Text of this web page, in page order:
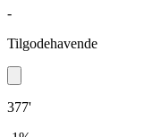
-
Tilgodehavende
377'